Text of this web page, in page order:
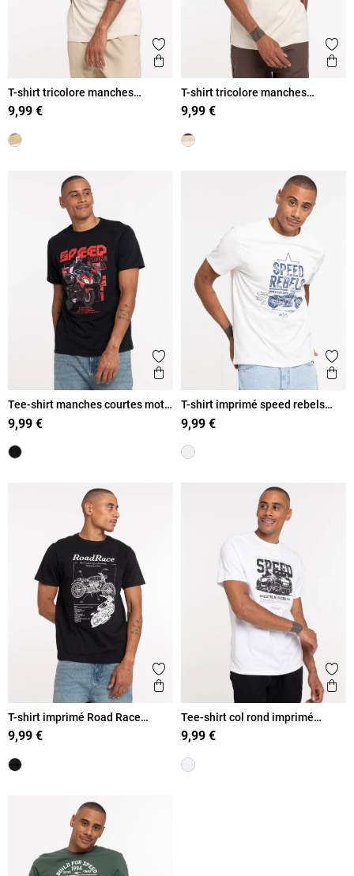
Ajouter aux favoris
Aperçu rapide
T-shirt tricolore manches
courtes homme
9,99 €
T-shirt tricolore manches
courtes homme
9,99 €
Ajouter aux favoris
Aperçu rapide
Tee-shirt manches courtes moto
homme
9,99 €
T-shirt imprimé speed rebels
homme
9,99 €
Ajouter aux favoris
Aperçu rapide
T-shirt imprimé Road Race
homme
9,99 €
Tee-shirt col rond imprimé
voiture homme
9,99 €